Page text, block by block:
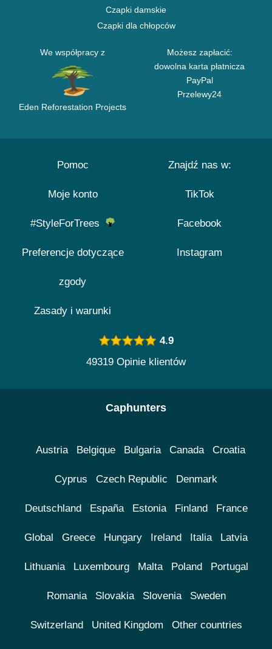
Czapki damskie
Czapki dla chłopców
We współpracy z
Eden Reforestation Projects
Możesz zapłacić:
dowolna karta płatnicza
PayPal
Przelewy24
Pomoc
Moje konto
#StyleForTrees
Preferencje dotyczące
zgody
Zasady i warunki
Znajdź nas w:
TikTok
Facebook
Instagram
4.9
49319 Opinie klientów
Caphunters
Austria Belgique Bulgaria Canada Croatia
Cyprus Czech Republic Denmark
Deutschland España Estonia Finland France
Global Greece Hungary Ireland Italia Latvia
Lithuania Luxembourg Malta Poland Portugal
Romania Slovakia Slovenia Sweden
Switzerland United Kingdom Other countries